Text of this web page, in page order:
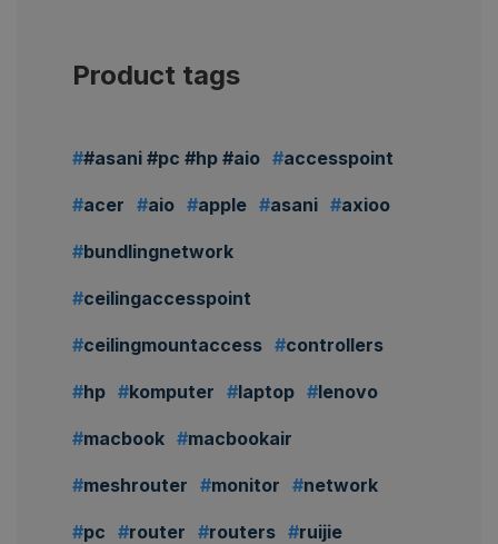
Product tags
#asani #pc #hp #aio accesspoint
acer aio apple asani axioo
bundlingnetwork
ceilingaccesspoint
ceilingmountaccess controllers
hp komputer laptop lenovo
macbook macbookair
meshrouter monitor network
pc router routers ruijie